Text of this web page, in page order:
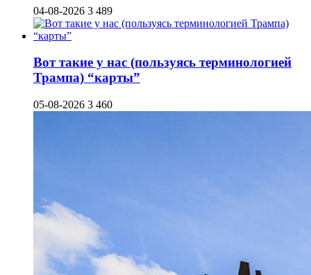
04-08-2026 3 489
Вот такие у нас (пользуясь терминологией
Трампа) “карты”
05-08-2026 3 460